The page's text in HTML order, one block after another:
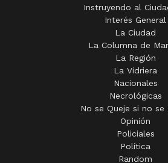
Instruyendo al
Interés General
La Ciudad
La Columna de
La Región
La Vidriera
Nacionales
Necrológicas
No se Queje si no se
Opinión
Policiales
Política
Random